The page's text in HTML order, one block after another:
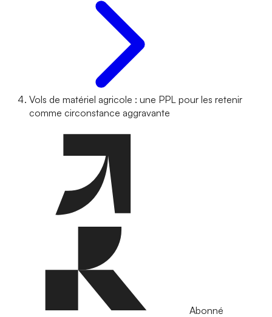
Vols de matériel agricole : une PPL pour les retenir
comme circonstance aggravante
Abonné